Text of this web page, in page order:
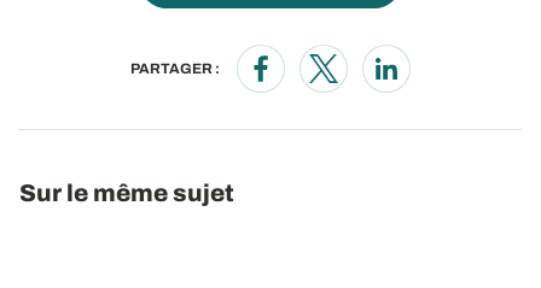
PARTAGER :
Opens in a new window
Opens in a new window
Opens in a new
Sur le même sujet